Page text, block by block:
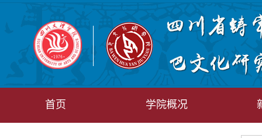
首页 学院概况